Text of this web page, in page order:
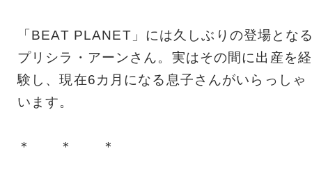
「BEAT PLANET」には久しぶりの登場とな
プリシラ・アーンさん。実はその間に出産を経
験し、現在6カ月になる息子さんがいらっしゃ
います。
＊ ＊ ＊